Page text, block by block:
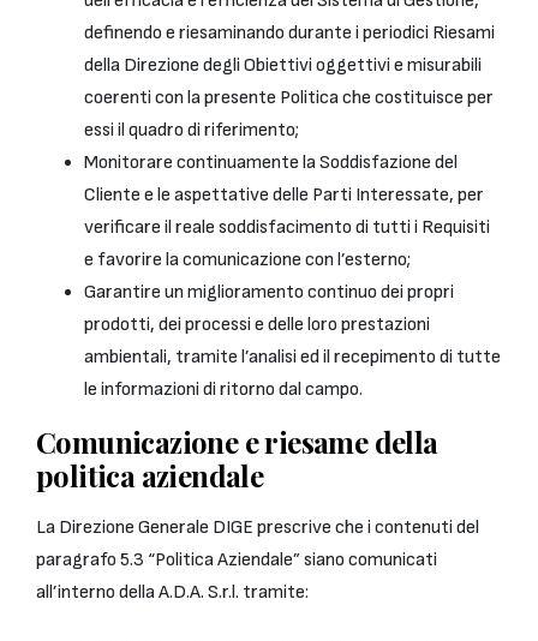
definendo e riesaminando durante i periodici Riesami
della Direzione degli Obiettivi oggettivi e misurabili
coerenti con la presente Politica che costituisce per
essi il quadro di riferimento;
Monitorare continuamente la Soddisfazione del
Cliente e le aspettative delle Parti Interessate, per
verificare il reale soddisfacimento di tutti i Requisiti
e favorire la comunicazione con l’esterno;
Garantire un miglioramento continuo dei propri
prodotti, dei processi e delle loro prestazioni
ambientali, tramite l’analisi ed il recepimento di tutte
le informazioni di ritorno dal campo.
Comunicazione e riesame della
politica aziendale
La Direzione Generale DIGE prescrive che i contenuti del
paragrafo 5.3 “Politica Aziendale” siano comunicati
all’interno della A.D.A. S.r.l. tramite: